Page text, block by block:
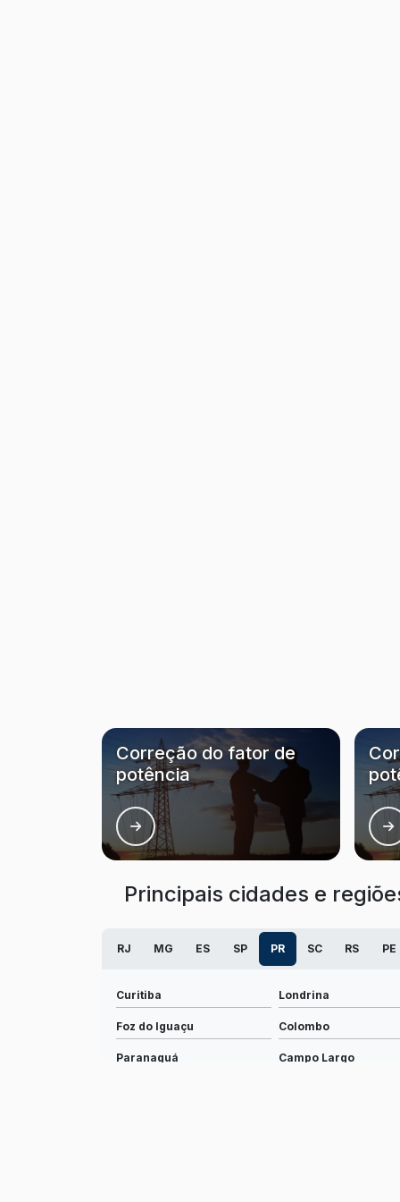
Correção do fator de
potência
Principais cidades e
RJ MG ES SP PR SC RS PE
Curitiba Londrina
Foz do Iguaçu Colombo
Paranaguá Campo Largo